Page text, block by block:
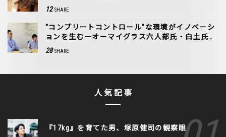
術。
12 SHARE
“コンプリートコントロール”な環境がイノベーシ
ョンを生む―オーマイグラス六人部氏・白土氏に
学ぶ組織論
28 SHARE
人気記事
『17kg』を育てた男、塚原健司の観察眼